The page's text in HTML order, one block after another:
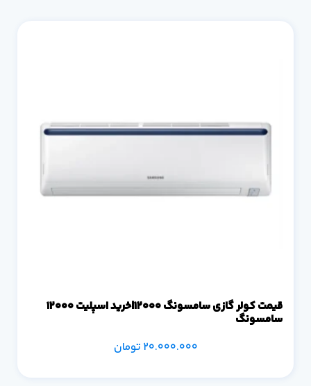
قیمت کولر گازی سامسونگ 12000|خرید اسپلیت 12000
سامسونگ
20.000.000تومان